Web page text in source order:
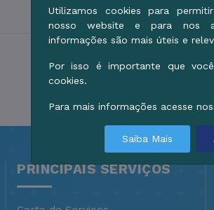
PRINCIPAIS SERVIÇOS
Utilizamos cookies para
nosso website e para nos
informações são mais úteis e
Por isso é importante que
cookies.
Para mais informações acesse
Saiba Mais